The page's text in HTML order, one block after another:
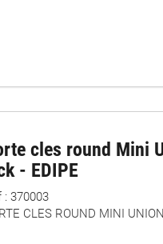
cles round Mini
- EDIPE
: 370003
CLES ROUND MINI